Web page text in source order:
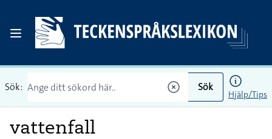
Sök: Sök
Hjälp/Tips
vattenfall